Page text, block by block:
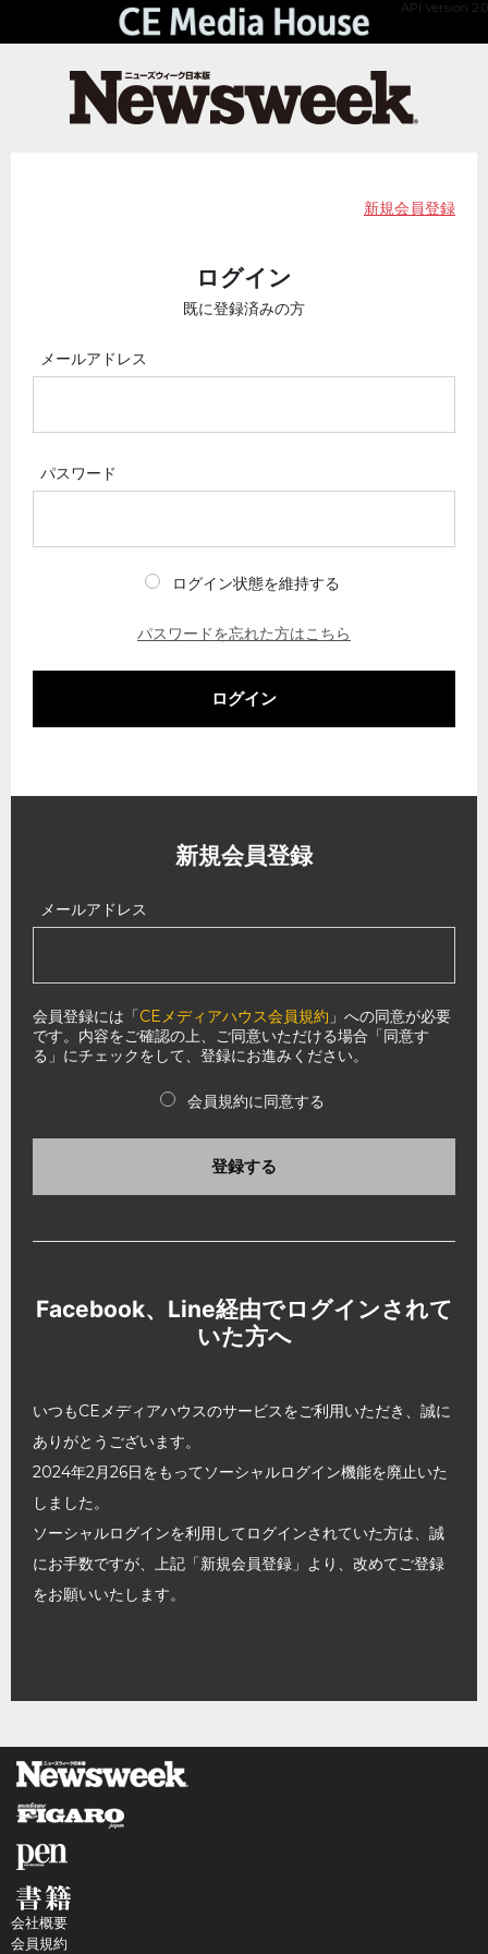
API Version 2.0
新規会員登録
ログイン
既に登録済みの方
メールアドレス
パスワード
ログイン状態を維持する
パスワードを忘れた方はこちら
ログイン
新規会員登録
メールアドレス
会員登録には「CEメディアハウス会員規約 」への同意が必要
です。内容をご確認の上、ご同意いただける場合「同意す
る」にチェックをして、登録にお進みください。
会員規約に同意する
登録する
Facebook、Line経由でログインされて
いた方へ
いつもCEメディアハウスのサービスをご利用いただき、誠に
ありがとうございます。
2024年2月26日をもってソーシャルログイン機能を廃止いた
しました。
ソーシャルログインを利用してログインされていた方は、誠
にお手数ですが、上記「新規会員登録」より、改めてご登録
をお願いいたします。
会社概要
会員規約